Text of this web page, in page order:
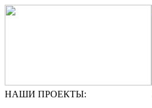
НАШИ ПРОЕКТЫ: